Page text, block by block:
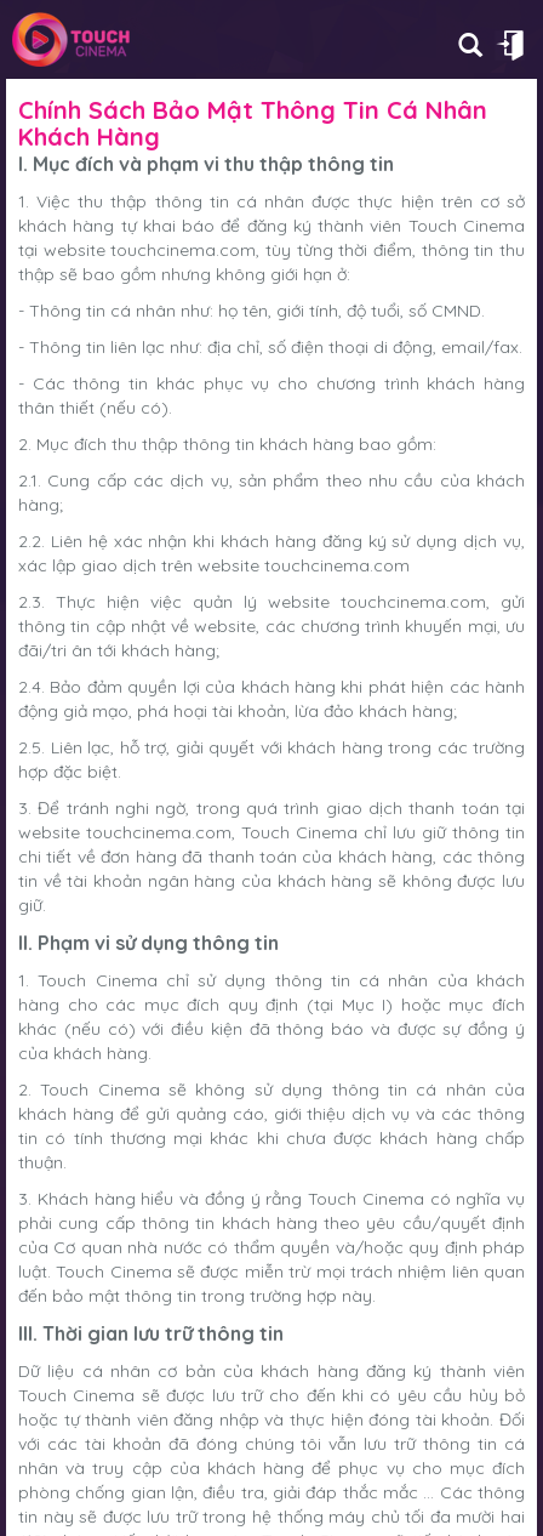
Chính Sách Bảo Mật Thông Tin Cá Nhân
Khách Hàng
I. Mục đích và phạm vi thu thập thông tin
1. Việc thu thập thông tin cá nhân được thực hiện trên cơ sở
khách hàng tự khai báo để đăng ký thành viên Touch Cinema
tại website touchcinema.com, tùy từng thời điểm, thông tin thu
thập sẽ bao gồm nhưng không giới hạn ở:
- Thông tin cá nhân như: họ tên, giới tính, độ tuổi, số CMND.
- Thông tin liên lạc như: địa chỉ, số điện thoại di động, email/fax.
- Các thông tin khác phục vụ cho chương trình khách hàng
thân thiết (nếu có).
2. Mục đích thu thập thông tin khách hàng bao gồm:
2.1. Cung cấp các dịch vụ, sản phẩm theo nhu cầu của khách
hàng;
2.2. Liên hệ xác nhận khi khách hàng đăng ký sử dụng dịch vụ,
xác lập giao dịch trên website touchcinema.com
2.3. Thực hiện việc quản lý website touchcinema.com, gửi
thông tin cập nhật về website, các chương trình khuyến mại, ưu
đãi/tri ân tới khách hàng;
2.4. Bảo đảm quyền lợi của khách hàng khi phát hiện các hành
động giả mạo, phá hoại tài khoản, lừa đảo khách hàng;
2.5. Liên lạc, hỗ trợ, giải quyết với khách hàng trong các trường
hợp đặc biệt.
3. Để tránh nghi ngờ, trong quá trình giao dịch thanh toán tại
website touchcinema.com, Touch Cinema chỉ lưu giữ thông tin
chi tiết về đơn hàng đã thanh toán của khách hàng, các thông
tin về tài khoản ngân hàng của khách hàng sẽ không được lưu
giữ.
II. Phạm vi sử dụng thông tin
1. Touch Cinema chỉ sử dụng thông tin cá nhân của khách
hàng cho các mục đích quy định (tại Mục I) hoặc mục đích
khác (nếu có) với điều kiện đã thông báo và được sự đồng ý
của khách hàng.
2. Touch Cinema sẽ không sử dụng thông tin cá nhân của
khách hàng để gửi quảng cáo, giới thiệu dịch vụ và các thông
tin có tính thương mại khác khi chưa được khách hàng chấp
thuận.
3. Khách hàng hiểu và đồng ý rằng Touch Cinema có nghĩa vụ
phải cung cấp thông tin khách hàng theo yêu cầu/quyết định
của Cơ quan nhà nước có thẩm quyền và/hoặc quy định pháp
luật. Touch Cinema sẽ được miễn trừ mọi trách nhiệm liên quan
đến bảo mật thông tin trong trường hợp này.
III. Thời gian lưu trữ thông tin
Dữ liệu cá nhân cơ bản của khách hàng đăng ký thành viên
Touch Cinema sẽ được lưu trữ cho đến khi có yêu cầu hủy bỏ
hoặc tự thành viên đăng nhập và thực hiện đóng tài khoản. Đối
với các tài khoản đã đóng chúng tôi vẫn lưu trữ thông tin cá
nhân và truy cập của khách hàng để phục vụ cho mục đích
phòng chống gian lận, điều tra, giải đáp thắc mắc ... Các thông
tin này sẽ được lưu trữ trong hệ thống máy chủ tối đa mười hai